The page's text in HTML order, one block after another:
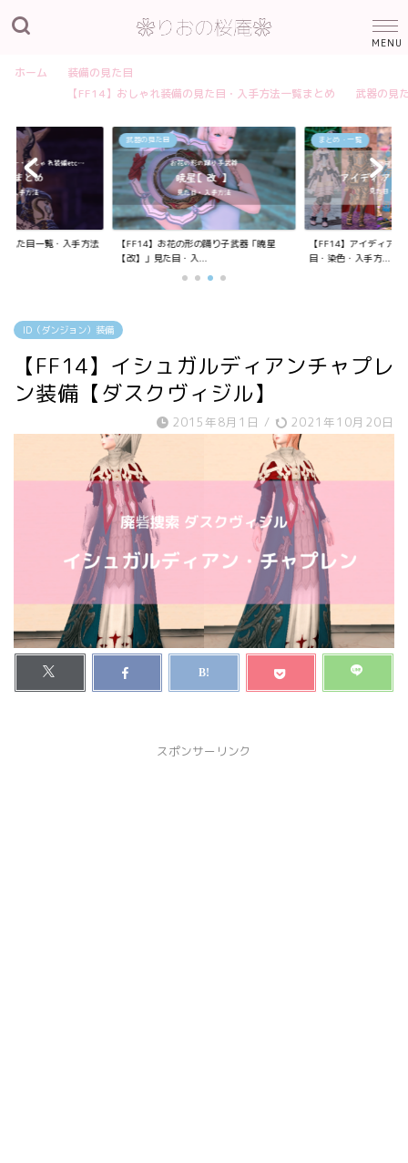
ホーム
装備の見た目
【FF14】おしゃれ装備の見た目・入手方法一覧まとめ
武器の見
見た目一覧・入手方法
武器の見た目
【FF14】お花の形の踊り子武器「暁星
【改】」見た目・入...
まとめ・一覧
【FF14】アイディア
目・染色・入手方...
ID（ダンジョン）装備
【FF14】イシュガルディアンチャプレ
ン装備【ダスクヴィジル】
2015年8月1日 / 2021年10月20日
スポンサーリンク